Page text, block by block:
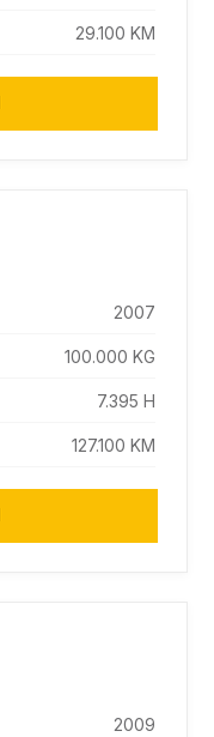
29.100 KM
2007
100.000 KG
7.395 H
127.100 KM
2009